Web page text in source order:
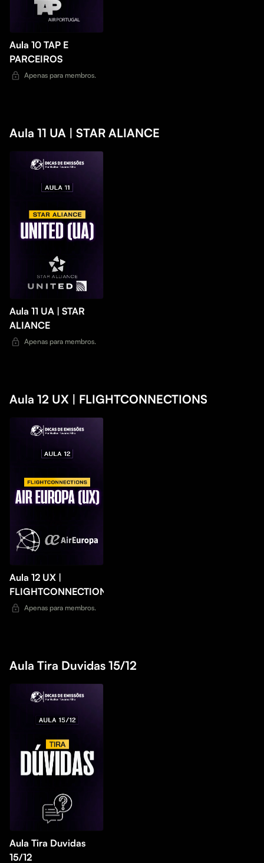
Aula 10 TAP E
PARCEIROS
Apenas para membros.
Aula 11 UA | STAR ALIANCE
Aula 11 UA | STAR
ALIANCE
Apenas para membros.
Aula 12 UX | FLIGHTCONNECTIONS
Aula 12 UX |
FLIGHTCONNECTIONS
Apenas para membros.
Aula Tira Duvidas 15/12
Aula Tira Duvidas
15/12